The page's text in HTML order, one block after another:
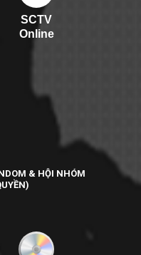
SCTV
Online
& HỘI NHÓM